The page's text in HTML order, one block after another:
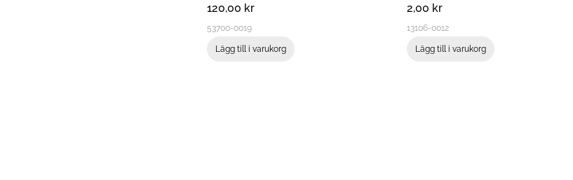
53700-0019
120,00 kr
Lägg till i varukorg
13106-0012
2,00 kr
Lägg till i varukorg